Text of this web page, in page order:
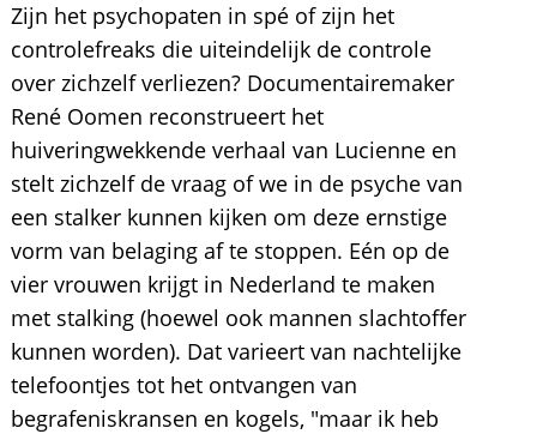
Zijn het psychopaten in spé of zijn het
controlefreaks die uiteindelijk de controle
over zichzelf verliezen? Documentairemaker
René Oomen reconstrueert het
huiveringwekkende verhaal van Lucienne en
stelt zichzelf de vraag of we in de psyche van
een stalker kunnen kijken om deze ernstige
vorm van belaging af te stoppen. Eén op de
vier vrouwen krijgt in Nederland te maken
met stalking (hoewel ook mannen slachtoffer
kunnen worden). Dat varieert van nachtelijke
telefoontjes tot het ontvangen van
begrafeniskransen en kogels, "maar ik heb